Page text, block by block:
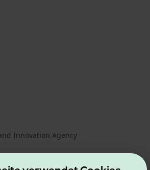
Innovation Agency